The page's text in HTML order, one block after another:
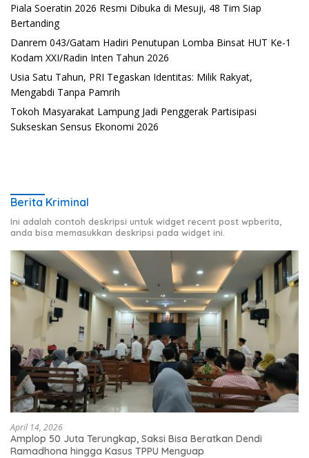
Piala Soeratin 2026 Resmi Dibuka di Mesuji, 48 Tim Siap
Bertanding
Danrem 043/Gatam Hadiri Penutupan Lomba Binsat HUT Ke-1
Kodam XXI/Radin Inten Tahun 2026
Usia Satu Tahun, PRI Tegaskan Identitas: Milik Rakyat,
Mengabdi Tanpa Pamrih
Tokoh Masyarakat Lampung Jadi Penggerak Partisipasi
Sukseskan Sensus Ekonomi 2026
Berita Kriminal
Ini adalah contoh deskripsi untuk widget recent post wpberita,
anda bisa memasukkan deskripsi pada widget ini.
April 14, 2026
Amplop 50 Juta Terungkap, Saksi Bisa Beratkan Dendi
Ramadhona hingga Kasus TPPU Menguap